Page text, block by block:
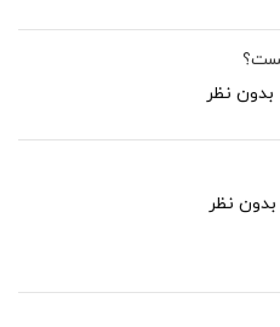
بدون نظر
بدون نظر